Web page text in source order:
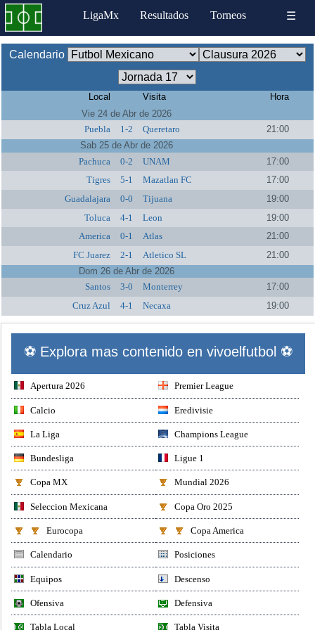
LigaMx Resultados Torneos ☰
Calendario
Local Visita
Hora
Vie 24 de Abr de 2026
Puebla
1-2 Queretaro
21:00
Sab 25 de Abr de 2026
Pachuca
0-2 UNAM
17:00
Tigres
5-1 Mazatlan FC
17:00
Guadalajara
0-0 Tijuana
19:00
Toluca
4-1 Leon
19:00
America
0-1 Atlas
21:00
FC Juarez
2-1 Atletico SL
21:00
Dom 26 de Abr de 2026
Santos
3-0 Monterrey
17:00
Cruz Azul
4-1 Necaxa 19:00
⚽ Explora mas contenido en vivoelfutbol ⚽
Apertura 2026 Premier League
Calcio Eredivisie
La Liga Champions League
Bundesliga Ligue 1
Copa MX Mundial 2026
Seleccion Mexicana Copa Oro 2025
Eurocopa Copa America
Calendario Posiciones
Equipos Descenso
Ofensiva Defensiva
Tabla Local Tabla Visita